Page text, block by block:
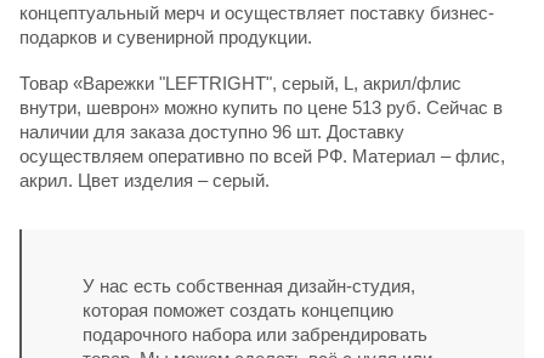
концептуальный мерч и осуществляет поставку бизнес-
подарков и сувенирной продукции.
Товар «Варежки "LEFTRIGHT", серый, L, акрил/флис
внутри, шеврон» можно купить по цене 513 руб. Сейчас в
наличии для заказа доступно 96 шт. Доставку
осуществляем оперативно по всей РФ. Материал – флис,
акрил. Цвет изделия – серый.
У нас есть собственная дизайн-студия,
которая поможет создать концепцию
подарочного набора или забрендировать